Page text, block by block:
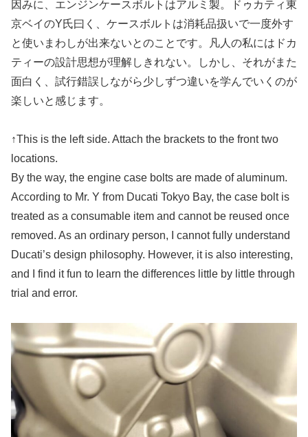
因みに、エンジンケースボルトはアルミ製。ドゥカティ東
京ベイのY氏曰く、ケースボルトは消耗品扱いで一度外す
と使いまわしが出来ないとのことです。凡人の私にはドカ
ティーの設計思想が理解しきれない。しかし、それがまた
面白く、試行錯誤しながら少しずつ違いを学んでいくのが
楽しいと感じます。
↑This is the left side. Attach the brackets to the front two
locations.
By the way, the engine case bolts are made of aluminum.
According to Mr. Y from Ducati Tokyo Bay, the case bolt is
treated as a consumable item and cannot be reused once
removed. As an ordinary person, I cannot fully understand
Ducati’s design philosophy. However, it is also interesting,
and I find it fun to learn the differences little by little through
trial and error.